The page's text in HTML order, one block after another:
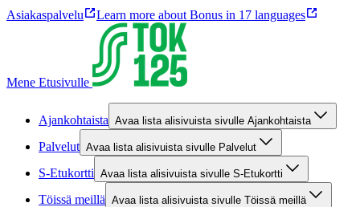
Asiakaspalvelu Learn more about Bonus in 17 languages
Mene Etusivulle
Ajankohtaista Avaa lista alisivuista sivulle Ajankohtaista
Palvelut Avaa lista alisivuista sivulle Palvelut
S-Etukortti Avaa lista alisivuista sivulle S-Etukortti
Töissä meillä Avaa lista alisivuista sivulle Töissä meillä